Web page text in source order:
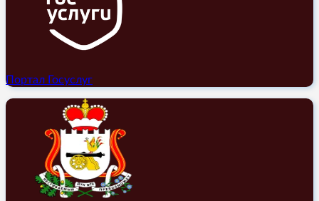
Портал Госуслуг